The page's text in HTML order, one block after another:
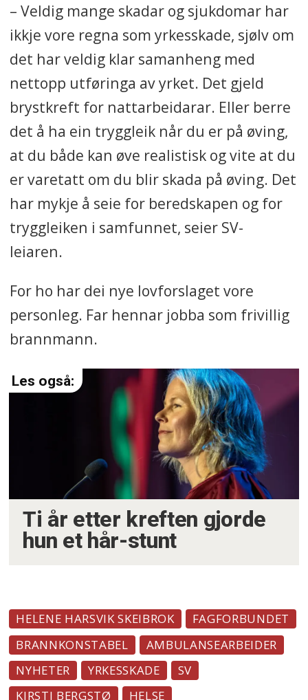
– Veldig mange skadar og sjukdomar har
ikkje vore regna som yrkesskade, sjølv om
det har veldig klar samanheng med
nettopp utføringa av yrket. Det gjeld
brystkreft for nattarbeidarar. Eller berre
det å ha ein tryggleik når du er på øving,
at du både kan øve realistisk og vite at du
er varetatt om du blir skada på øving. Det
har mykje å seie for beredskapen og for
tryggleiken i samfunnet, seier SV-
leiaren.
For ho har dei nye lovforslaget vore
personleg. Far hennar jobba som frivillig
brannmann.
Ti år etter kreften gjorde
hun et hår-stunt
HELENE HARSVIK SKEIBROK
FAGFORBUNDET
BRANNKONSTABEL
AMBULANSEARBEIDER
NYHETER
YRKESSKADE
SV
KIRSTI BERGSTØ
HELSE